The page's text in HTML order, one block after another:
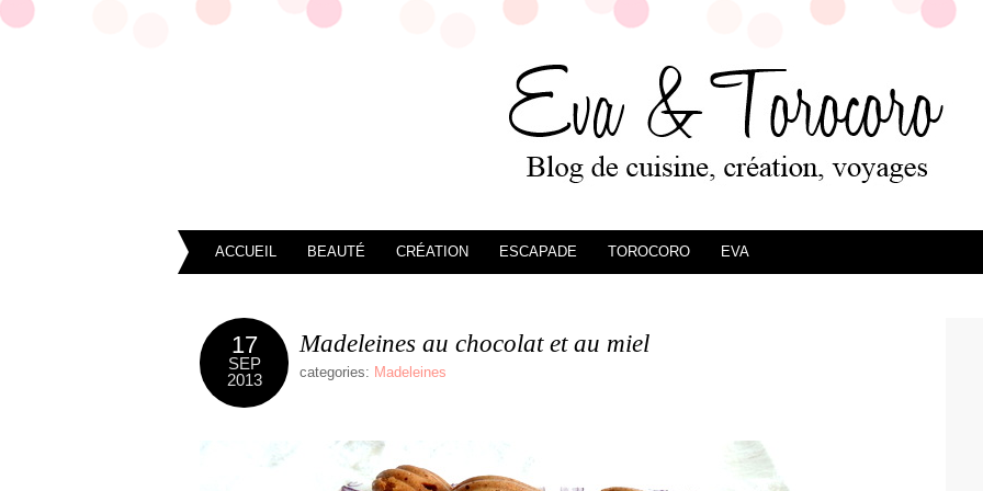
ACCUEIL BEAUTÉ CRÉATION ESCAPADE TOROCORO EVA
17
SEP
2013
Madeleines au chocolat et au miel
categories: Madeleines